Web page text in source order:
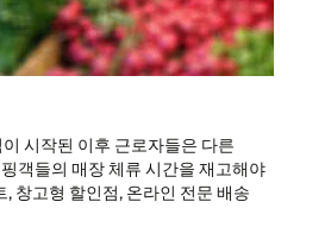
시작된 이후 근로자들은 다른
객들의 매장 체류 시간을 재고해야
창고형 할인점, 온라인 전문 배송